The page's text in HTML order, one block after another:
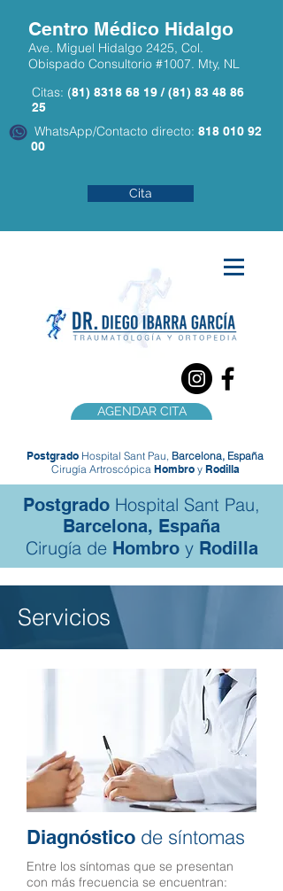
Centro Médico Hidalgo
Ave. Miguel Hidalgo 2425, Col.
Obispado Consultorio #1007. Mty, NL
Citas: (81) 8318 68 19 /(81) 83 48 86
25
WhatsApp/Contacto directo: 818 010 92
00
Cita
AGENDAR CITA
Postgrado Hospital Sant Pau, Barcelona, España
Cirugía Artroscópica Hombro y Rodilla
Postgrado Hospital Sant Pau,
Barcelona, España
Cirugía de Hombro y Rodilla
Servicios
Diagnóstico de síntomas
Entre los síntomas que se presentan
con más frecuencia se encuentran: